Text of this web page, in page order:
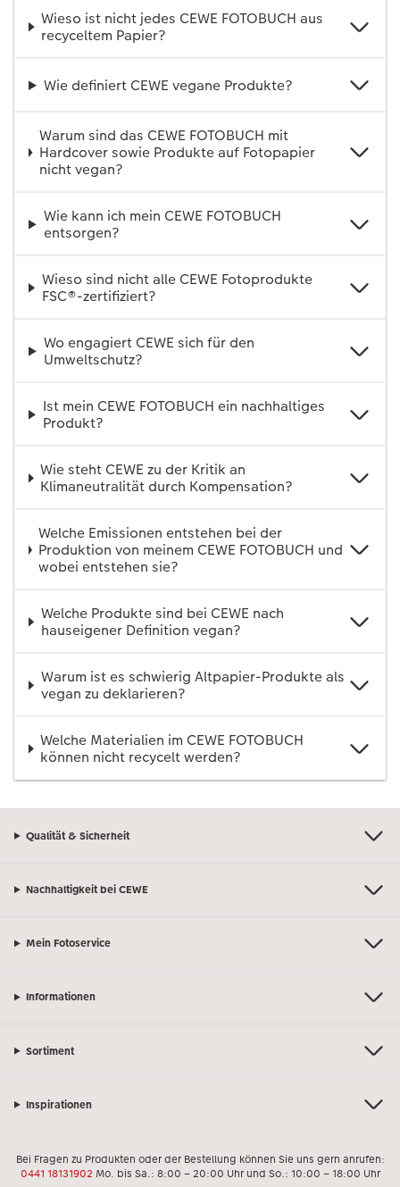
Wieso ist nicht jedes CEWE FOTOBUCH aus
recyceltem Papier?
Wie definiert CEWE vegane Produkte?
Warum sind das CEWE FOTOBUCH mit
Hardcover sowie Produkte auf Fotopapier
nicht vegan?
Wie kann ich mein CEWE FOTOBUCH
entsorgen?
Wieso sind nicht alle CEWE Fotoprodukte
FSC®-zertifiziert?
Wo engagiert CEWE sich für den
Umweltschutz?
Ist mein CEWE FOTOBUCH ein nachhaltiges
Produkt?
Wie steht CEWE zu der Kritik an
Klimaneutralität durch Kompensation?
Welche Emissionen entstehen bei der
Produktion von meinem CEWE FOTOBUCH und
wobei entstehen sie?
Welche Produkte sind bei CEWE nach
hauseigener Definition vegan?
Warum ist es schwierig Altpapier-Produkte als
vegan zu deklarieren?
Welche Materialien im CEWE FOTOBUCH
können nicht recycelt werden?
Qualität & Sicherheit
Nachhaltigkeit bei CEWE
Mein Fotoservice
Informationen
Sortiment
Inspirationen
Bei Fragen zu Produkten oder der Bestellung können Sie uns gern anrufen:
0441 18131902 Mo. bis Sa.: 8:00 – 20:00 Uhr und So.: 10:00 – 18:00 Uhr